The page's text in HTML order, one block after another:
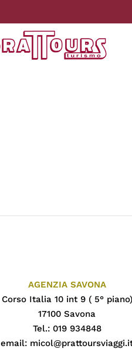
AGENZIA SAVONA
Corso Italia 10 int 9 ( 5° piano)
17100 Savona
Tel.: 019 934848
email: